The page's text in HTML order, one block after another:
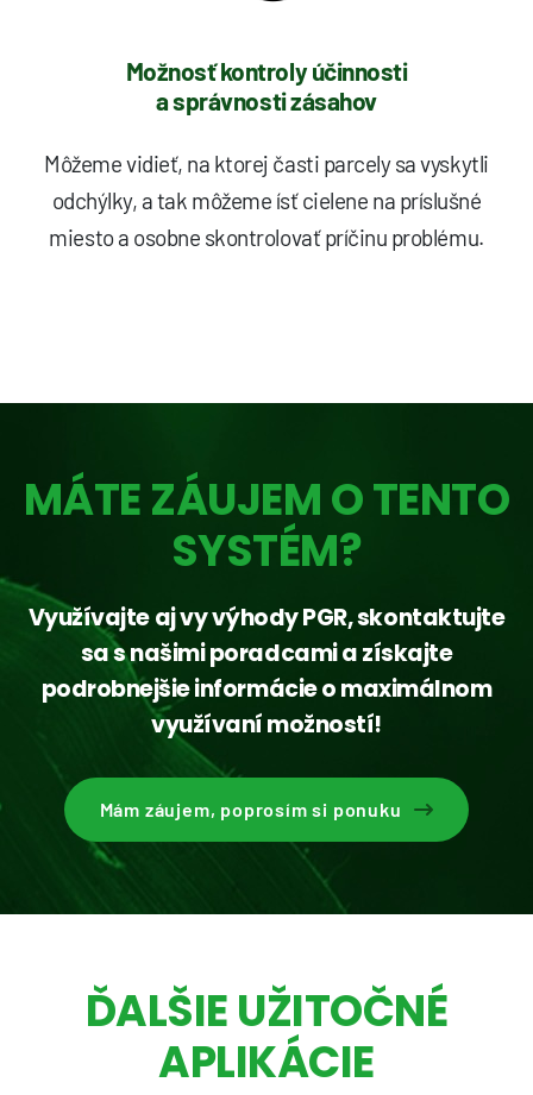
Možnosť kontroly účinnosti
a správnosti zásahov
Môžeme vidieť, na ktorej časti parcely sa vyskytli
odchýlky, a tak môžeme ísť cielene na príslušné
miesto a osobne skontrolovať príčinu problému.
MÁTE ZÁUJEM O TENTO
SYSTÉM?
Využívajte aj vy výhody PGR, skontaktujte
sa s našimi poradcami a získajte
podrobnejšie informácie o maximálnom
využívaní možností!
Mám záujem, poprosím si ponuku
ĎALŠIE UŽITOČNÉ
APLIKÁCIE